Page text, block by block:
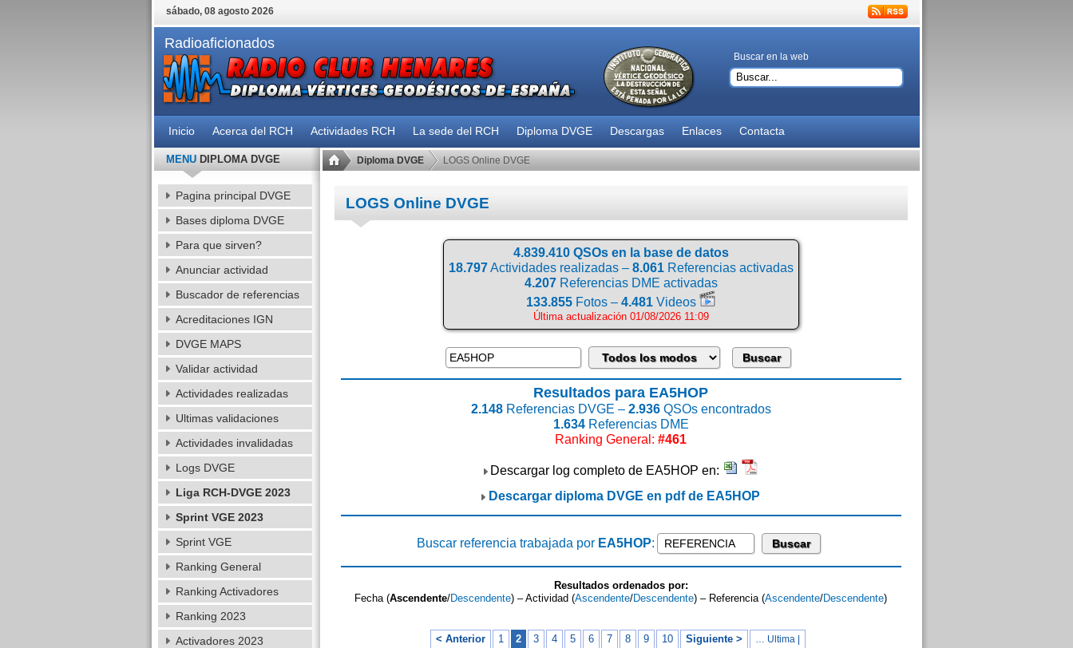
sábado, 08 agosto 2026
Radioaficionados
Buscar en la web
Inicio Acerca del RCH Actividades RCH La sede del RCH Diploma DVGE Descargas Enlaces Contacta
Diploma DVGE LOGS Online DVGE
LOGS Online DVGE
4.839.410 QSOs en la base de datos
18.797Actividades realizadas – 8.061Referencias activadas
4.207Referencias DME activadas
133.855 Fotos – 4.481 Videos
Última actualización 01/08/2026 11:09
Resultados para EA5HOP
2.148Referencias DVGE – 2.936QSOs encontrados
1.634Referencias DME
Ranking General: #461
Descargar log completo de EA5HOP en:
Descargar diploma DVGE en pdf de EA5HOP
Buscar referencia trabajada por EA5HOP:
Resultados ordenados por:
Fecha (Ascendente/Descendente) – Actividad (Ascendente/Descendente) – Referencia (Ascendente/Descendente)
< Anterior 1 2 3 4 5 6 7 8 9 10 Siguiente > … Ultima |
MENUDIPLOMA DVGE
Pagina principal DVGE
Bases diploma DVGE
Para que sirven?
Anunciar actividad
Buscador de referencias
Acreditaciones IGN
DVGE MAPS
Validar actividad
Actividades realizadas
Ultimas validaciones
Actividades invalidadas
Logs DVGE
Liga RCH-DVGE 2023
Sprint VGE 2023
Sprint VGE
Ranking General
Ranking Activadores
Ranking 2023
Activadores 2023